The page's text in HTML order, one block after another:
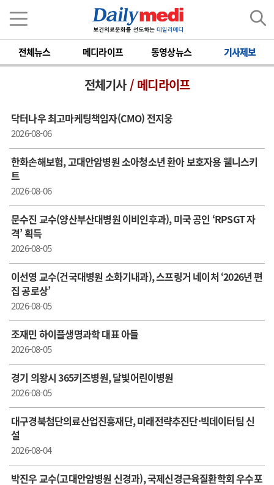
전체뉴스 메디라이프 동영상뉴스 기사제보
전체기사/ 메디라이프
닥터나우 최고마케팅책임자(CMO) 전지웅
2026-08-06
한화손해보험, 고대안암병원 소아청소년 환아 보호자용 웰니스키
트
2026-08-06
문수진 교수( 양산부산대병원 이비인후과), 미국 공인 ‘RPSGT 자
격’ 획득
2026-08-05
이선영 교수(건국대병원 소화기내과), 스프링거 네이처 ‘2026년 편
집 공로상’
2026-08-05
조재민 하이플생명과학 대표 아들
2026-08-05
경기 의왕시 365키즈병원, 달빛어린이병원
2026-08-05
대구경북첨단의료산업진흥재단, 미래전략추진단·빅데이터팀 신
설
2026-08-04
박진우 교수(고대안암병원 신경과), 국제신경근육질환학회 우수포